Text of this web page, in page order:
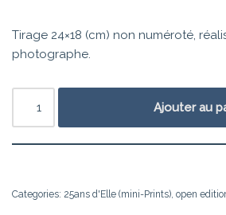
Tirage 24×18 (cm) non numéroté,
photographe.
Ajouter au
Categories: 25ans d'Elle (mini-Prints), open